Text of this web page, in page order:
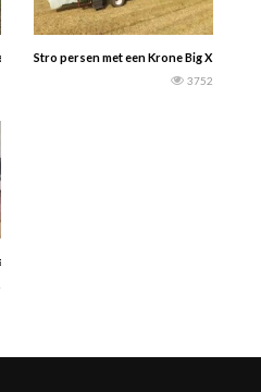
nieuwe Zunhammerdrijfmesttank edrvoor
Stro persen met een Krone Big X en
3752